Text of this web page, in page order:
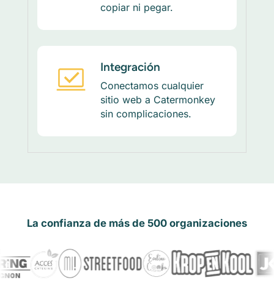
copiar ni pegar.
Integración
Conectamos cualquier
sitio web a Catermonkey
sin complicaciones.
La confianza de más de 500 organizaciones